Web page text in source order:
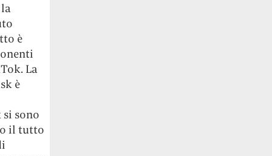
è
La
è
sono
il tutto